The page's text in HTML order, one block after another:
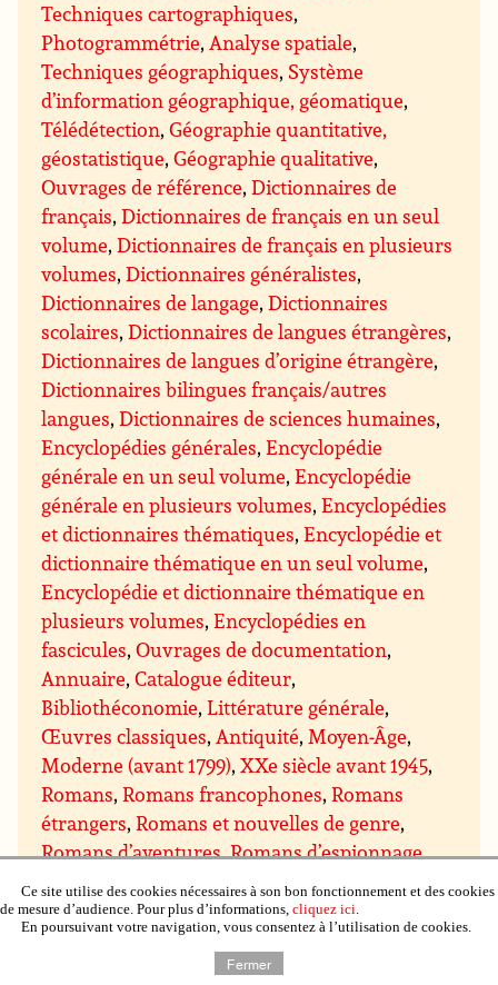
Techniques cartographiques,
Photogrammétrie, Analyse spatiale,
Techniques géographiques, Système
d’information géographique, géomatique,
Télédétection,Géographie quantitative,
géostatistique,Géographie qualitative,
Ouvrages de référence,Dictionnaires de
français,Dictionnaires de français en un seul
volume,Dictionnaires de français en plusieurs
volumes,Dictionnaires généralistes,
Dictionnaires de langage,Dictionnaires
scolaires,Dictionnaires de langues étrangères,
Dictionnaires de langues d’origine étrangère,
Dictionnaires bilingues français/autres
langues,Dictionnaires de sciences humaines,
Encyclopédies générales,Encyclopédie
générale en un seul volume,Encyclopédie
générale en plusieurs volumes,Encyclopédies
et dictionnaires thématiques,Encyclopédie et
dictionnaire thématique en un seul volume,
Encyclopédie et dictionnaire thématique en
plusieurs volumes,Encyclopédies en
fascicules,Ouvrages de documentation,
Annuaire,Catalogue éditeur,
Bibliothéconomie,Littérature générale,
Œuvres classiques, Antiquité, Moyen-Âge,
Moderne (avant 1799),XXe siècle avant 1945,
Romans,Romans francophones,Romans
étrangers,Romans et nouvelles de genre,
Romans d’aventures,Romans d’espionnage,
Romans policiers
Policier historique
Policier
procédural (type série les Experts),Policier
humoristique,Cozy crime, cosy mystery,
Thriller,Thriller
Ce site utilise des cookies nécessaires à son bon fonctionnement et des cookies
de mesure d’audience. Pour plus d’informations, cliquez ici.
En poursuivant votre navigation, vous consentez à l’utilisation de cookies.
Fermer